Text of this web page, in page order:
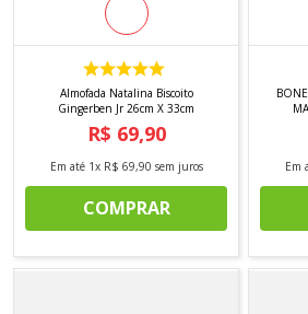
Almofada Natalina Biscoito
Gingerben Jr 26cm X 33cm
R$ 69,90
Em até 1x R$ 69,90 sem juros
COMPRAR
Em